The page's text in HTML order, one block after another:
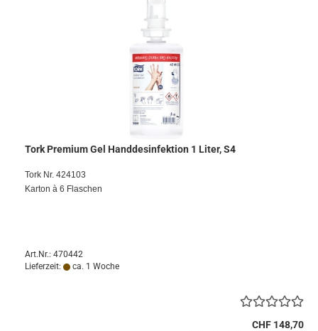
Tork Premium Gel Handdesinfektion 1 Liter, S4
Tork Nr. 424103
​Karton à 6 Flaschen
Art.Nr.: 470442
Lieferzeit:
ca. 1 Woche
CHF 148,70